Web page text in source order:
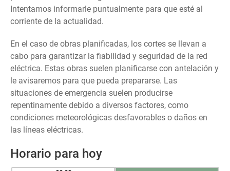
Intentamos informarle puntualmente para que esté al
corriente de la actualidad.
En el caso de obras planificadas, los cortes se llevan a
cabo para garantizar la fiabilidad y seguridad de la red
eléctrica. Estas obras suelen planificarse con antelación y
le avisaremos para que pueda prepararse. Las
situaciones de emergencia suelen producirse
repentinamente debido a diversos factores, como
condiciones meteorológicas desfavorables o daños en
las líneas eléctricas.
Horario para hoy